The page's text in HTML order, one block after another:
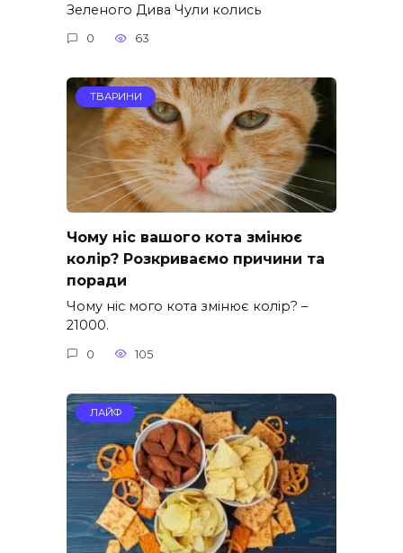
Зеленого Дива Чули колись
0 63
ТВАРИНИ
Чому ніс вашого кота змінює
колір? Розкриваємо причини та
поради
Чому ніс мого кота змінює колір? –
21000.
0 105
ЛАЙФ